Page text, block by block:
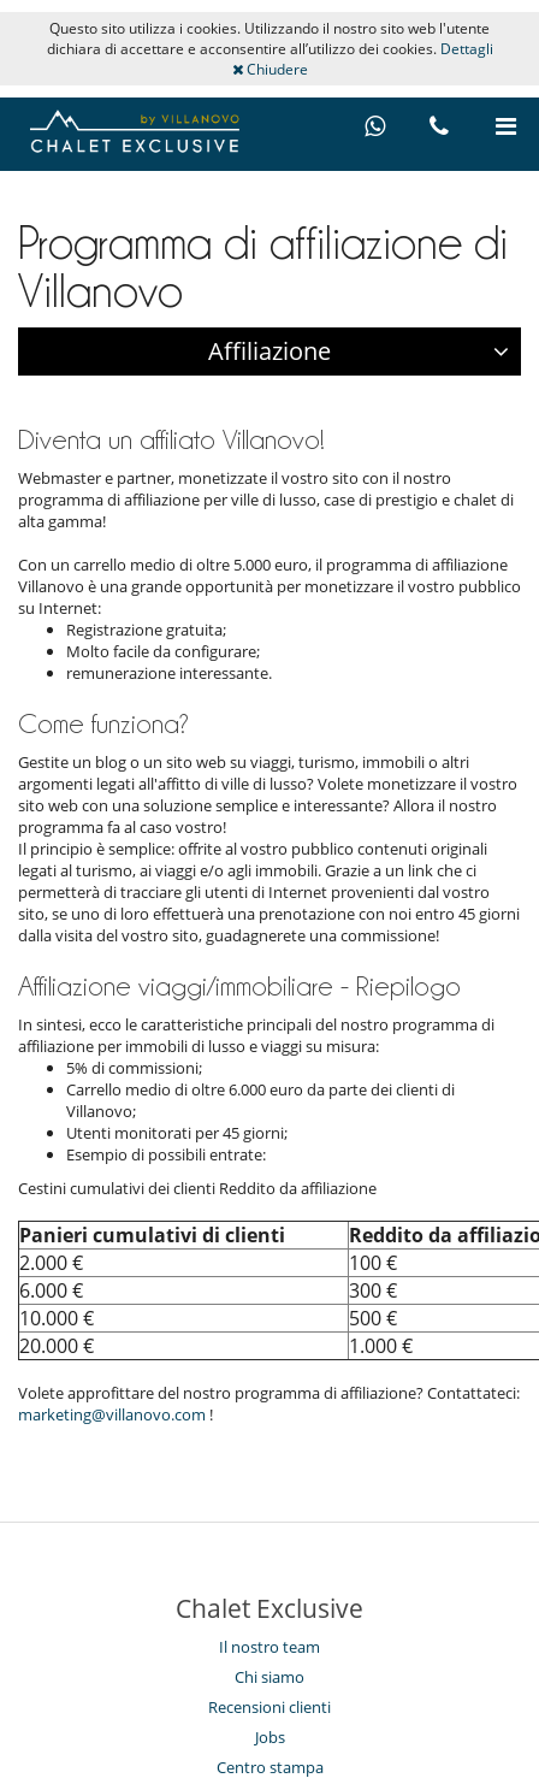
Questo sito utilizza i cookies. Utilizzando il nostro sito web l'utente
dichiara di accettare e acconsentire all’utilizzo dei cookies. Dettagli
Chiudere
Programma di affiliazione di
Villanovo
Affiliazione
Diventa un affiliato Villanovo!
Webmaster e partner, monetizzate il vostro sito con il nostro
programma di affiliazione per ville di lusso, case di prestigio e chalet di
alta gamma!
Con un carrello medio di oltre 5.000 euro, il programma di affiliazione
Villanovo è una grande opportunità per monetizzare il vostro pubblico
su Internet:
Registrazione gratuita;
Molto facile da configurare;
remunerazione interessante.
Come funziona?
Gestite un blog o un sito web su viaggi, turismo, immobili o altri
argomenti legati all'affitto di ville di lusso? Volete monetizzare il vostro
sito web con una soluzione semplice e interessante? Allora il nostro
programma fa al caso vostro!
Il principio è semplice: offrite al vostro pubblico contenuti originali
legati al turismo, ai viaggi e/o agli immobili. Grazie a un link che ci
permetterà di tracciare gli utenti di Internet provenienti dal vostro
sito, se uno di loro effettuerà una prenotazione con noi entro 45 giorni
dalla visita del vostro sito, guadagnerete una commissione!
Affiliazione viaggi/immobiliare - Riepilogo
In sintesi, ecco le caratteristiche principali del nostro programma di
affiliazione per immobili di lusso e viaggi su misura:
5% di commissioni;
Carrello medio di oltre 6.000 euro da parte dei clienti di
Villanovo;
Utenti monitorati per 45 giorni;
Esempio di possibili entrate:
Cestini cumulativi dei clienti Reddito da affiliazione
Panieri cumulativi di clienti
Reddito da
2.000 €
100 €
6.000 €
300 €
10.000 €
500 €
20.000 €
1.000 €
Volete approfittare del nostro programma di affiliazione? Contattateci:
marketing@villanovo.com !
Chalet Exclusive
Il nostro team
Chi siamo
Recensioni clienti
Jobs
Centro stampa